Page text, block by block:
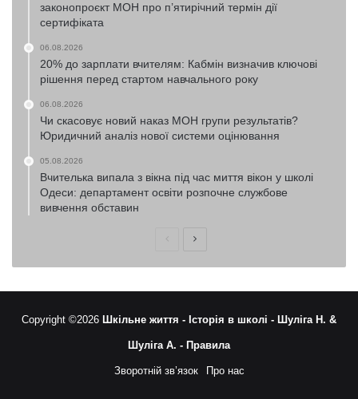
законопроєкт МОН про п’ятирічний термін дії
сертифіката
06.08.2026
20% до зарплати вчителям: Кабмін визначив ключові
рішення перед стартом навчального року
06.08.2026
Чи скасовує новий наказ МОН групи результатів?
Юридичний аналіз нової системи оцінювання
05.08.2026
Вчителька випала з вікна під час миття вікон у школі
Одеси: департамент освіти розпочне службове
вивчення обставин
ПопередняНаступна
Copyright ©2026 Шкільне життя - Історія в школі - Шуліга Н. &
Шуліга А. - Правила
Зворотній зв’язок Про нас